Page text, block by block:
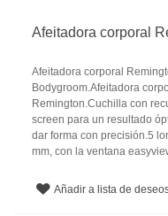
Afeitadora corporal
Afeitadora corporal
Bodygroom.Afeitadora
Remington.Cuchilla con
screen para un resultado
dar forma con precisión.5
mm, con la ventana
Añadir a lista de